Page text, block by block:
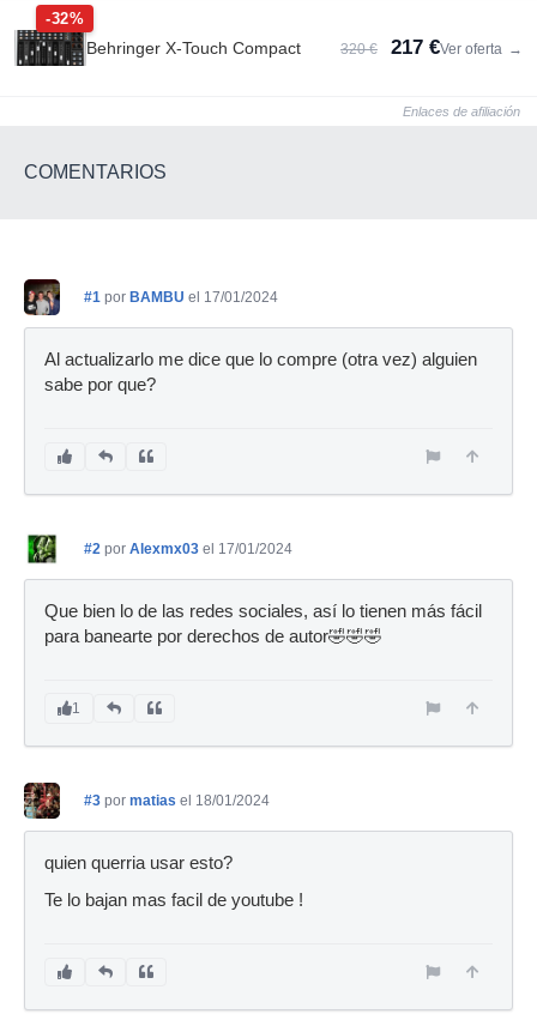
-32%
Behringer X-Touch Compact 320 € 217 €Ver oferta →
Enlaces de afiliación
COMENTARIOS
#1 por BAMBU el 17/01/2024
Al actualizarlo me dice que lo compre (otra vez) alguien
sabe por que?
#2 por Alexmx03 el 17/01/2024
Que bien lo de las redes sociales, así lo tienen más fácil
para banearte por derechos de autor🤣🤣🤣
1
#3 por matias el 18/01/2024
quien querria usar esto?
Te lo bajan mas facil de youtube !